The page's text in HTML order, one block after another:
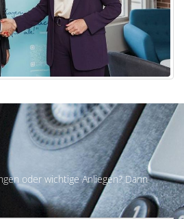
oder wichtige Anliegen? Dann